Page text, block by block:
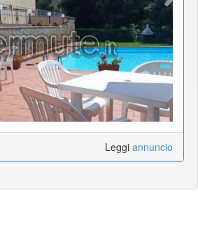
Leggi annuncio